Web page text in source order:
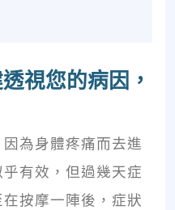
視您的病因，
為身體疼痛而去進
有效，但過幾天症
按摩一陣後，症狀